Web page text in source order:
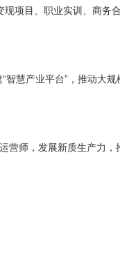
项目、职业实训、商务
智慧产业平台”，推动大
营师，发展新质生产力